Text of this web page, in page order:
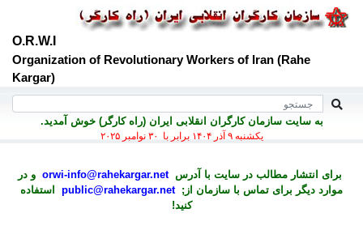
O.R.W.I
Organization of Revolutionary Workers of Iran (Rahe
Kargar)
به سايت سازمان کارگران انقلابی ايران (راه کارگر) خوش آمديد.
يكشنبه ۹ آذر ۱۴۰۴ برابر با ۳۰ نوامبر ۲۰۲۵
برای انتشار مطالب در سايت با آدرسorwi-info@rahekargar.net و در
موارد ديگر برای تماس با سازمان از;public@rahekargar.net
استفاده
کنید!